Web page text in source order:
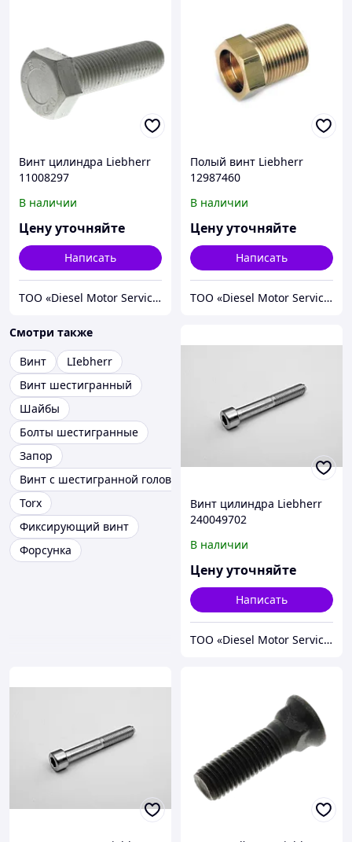
Винт цилиндра Liebherr
11008297
В наличии
Цену уточняйте
Написать
TOO «Diesel Motor Service»
Полый винт Liebherr
12987460
В наличии
Цену уточняйте
Написать
TOO «Diesel Motor Service»
Смотри также
Винт
LIebherr
Винт шестигранный
Шайбы
Болты шестигранные
Запор
Винт с шестигранной головкой
Torx
Фиксирующий винт
Форсунка
Винт цилиндра Liebherr
240049702
В наличии
Цену уточняйте
Написать
TOO «Diesel Motor Service»